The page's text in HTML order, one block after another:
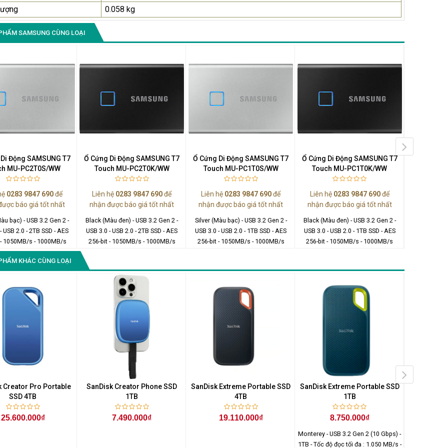
0.058 kg
SAMSUNG CÙNG LOẠI
Động SAMSUNG T7
MU-PC2T0S/WW
0283 9847 690để
báo giá tốt nhất
bạc) - USB 3.2 Gen 2 -
USB 2.0 - 2TB SSD - AES
1050MB/s - 1000MB/s
Ổ Cứng Di Động SAMSUNG T7
Touch MU-PC2T0K/WW
Liên hệ 0283 9847 690để
nhận được báo giá tốt nhất
Black (Màu đen) - USB 3.2 Gen 2 -
USB 3.0 - USB 2.0 - 2TB SSD - AES
256-bit - 1050MB/s - 1000MB/s
Ổ Cứng Di Động SAMSUNG T7
Touch MU-PC1T0S/WW
Liên hệ 0283 9847 690để
nhận được báo giá tốt nhất
Silver (Màu bạc) - USB 3.2 Gen 2 -
USB 3.0 - USB 2.0 - 1TB SSD - AES
256-bit - 1050MB/s - 1000MB/s
Ổ Cứng Di Động SAMSUNG T7
Touch MU-PC1T0K/WW
Liên hệ 0283 9847 690để
nhận được báo giá tốt nhất
Black (Màu đen) - USB 3.2 Gen 2 -
USB 3.0 - USB 2.0 - 1TB SSD - AES
256-bit - 1050MB/s - 1000MB/s
KHÁC CÙNG LOẠI
Creator Pro Portable
SSD 4TB
25.600.000₫
SanDisk Creator Phone SSD
1TB
7.490.000₫
SanDisk Extreme Portable SSD
4TB
19.110.000₫
SanDisk Extreme Portable SSD
1TB
8.750.000₫
Monterey - USB 3.2 Gen 2 (10 Gbps) -
1TB - Tốc độ đọc tối đa : 1.050 MB/s -